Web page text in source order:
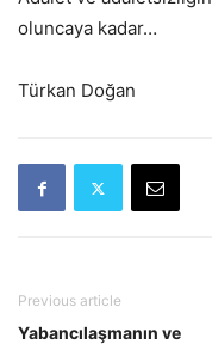
oluncaya kadar…
Türkan Doğan
Previous article
Yabancılaşmanın ve